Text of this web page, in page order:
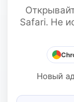
Safari. Не
Новый